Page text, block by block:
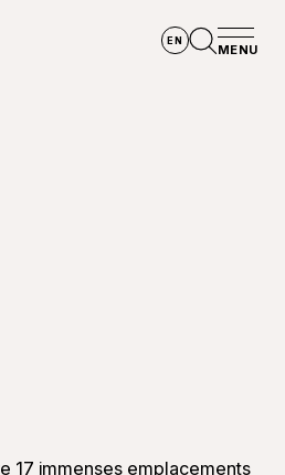
EN
MENU
17 immenses emplacements